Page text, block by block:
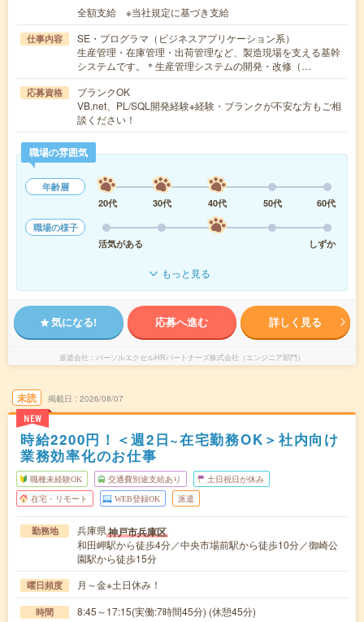
全額支給 ※当社規定に基づき支給
仕事内容
SE・プログラマ（ビジネスアプリケーション系）
生産管理・在庫管理・出荷管理など、製造現場を支える基幹
システムです。＊生産管理システムの開発・改修（…
応募資格
ブランクOK
VB.net、PL/SQL開発経験※経験・ブランクが不安な方もご相
談ください！
職場の雰囲気
年齢層
20代
30代 40代 50代
60代
職場の様子
活気がある
しずか
もっと見る
気になる! 応募へ進む 詳しく見る
派遣会社 パーソルエクセルHRパートナーズ株式会社（エンジニア部門）
未読
NEW
掲載日 2026/08/07
時給2200円！＜週2日~在宅勤務OK＞社内向け
業務効率化のお仕事
職種未経験OK 交通費別途支給あり 土日祝日が休み
在宅・リモート WEB登録OK 派遣
勤務地 兵庫県神戸市兵庫区
和田岬駅から徒歩4分／中央市場前駅から徒歩10分／御崎公
園駅から徒歩15分
曜日頻度 月～金※土日休み！
時間 8:45～17:15(実働:7時間45分) (休憩45分)